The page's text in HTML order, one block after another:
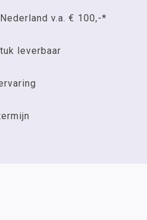
v.a. € 100,-*
leverbaar